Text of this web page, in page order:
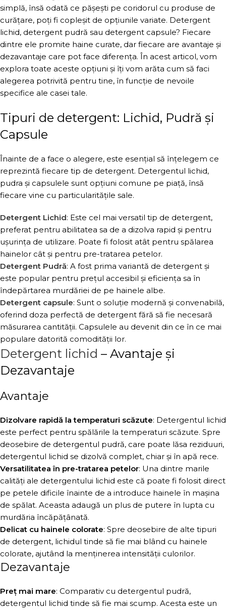
simplă, însă odată ce pășești pe coridorul cu produse de
curățare, poți fi copleșit de opțiunile variate. Detergent
lichid, detergent pudră sau detergent capsule? Fiecare
dintre ele promite haine curate, dar fiecare are avantaje și
dezavantaje care pot face diferența. În acest articol, vom
explora toate aceste opțiuni și îți vom arăta cum să faci
alegerea potrivită pentru tine, în funcție de nevoile
specifice ale casei tale.
Tipuri de detergent: Lichid, Pudră și
Capsule
Înainte de a face o alegere, este esențial să înțelegem ce
reprezintă fiecare tip de detergent. Detergentul lichid,
pudra și capsulele sunt opțiuni comune pe piață, însă
fiecare vine cu particularitățile sale.
Detergent Lichid: Este cel mai versatil tip de detergent,
preferat pentru abilitatea sa de a dizolva rapid și pentru
ușurința de utilizare. Poate fi folosit atât pentru spălarea
hainelor cât și pentru pre-tratarea petelor.
Detergent Pudră: A fost prima variantă de detergent și
este popular pentru prețul accesibil și eficiența sa în
îndepărtarea murdăriei de pe hainele albe.
Detergent capsule: Sunt o soluție modernă și convenabilă,
oferind doza perfectă de detergent fără să fie necesară
măsurarea cantității. Capsulele au devenit din ce în ce mai
populare datorită comodității lor.
Detergent lichid – Avantaje și
Dezavantaje
Avantaje
Dizolvare rapidă la temperaturi scăzute: Detergentul lichid
este perfect pentru spălările la temperaturi scăzute. Spre
deosebire de detergentul pudră, care poate lăsa reziduuri,
detergentul lichid se dizolvă complet, chiar și în apă rece.
Versatilitatea în pre-tratarea petelor: Una dintre marile
calități ale detergentului lichid este că poate fi folosit direct
pe petele dificile înainte de a introduce hainele în mașina
de spălat. Aceasta adaugă un plus de putere în lupta cu
murdăria încăpățânată.
Delicat cu hainele colorate: Spre deosebire de alte tipuri
de detergent, lichidul tinde să fie mai blând cu hainele
colorate, ajutând la menținerea intensității culorilor.
Dezavantaje
Preț mai mare: Comparativ cu detergentul pudră,
detergentul lichid tinde să fie mai scump. Acesta este un